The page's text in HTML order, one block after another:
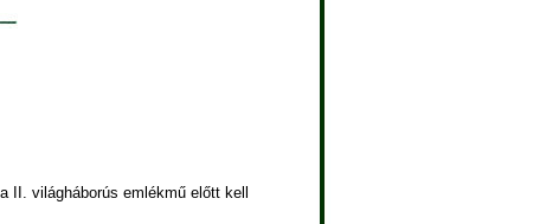
II. világháborús emlékmű előtt kell